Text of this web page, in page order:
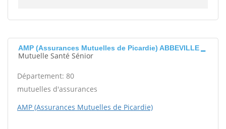
AMP (Assurances Mutuelles de Picardie) ABBEVILLE
Mutuelle Santé Sénior
Département: 80
mutuelles d'assurances
AMP (Assurances Mutuelles de Picardie)